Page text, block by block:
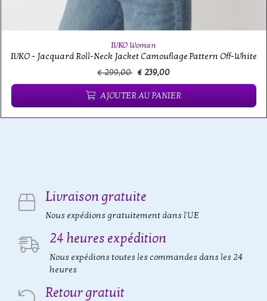
IVKO Woman
IVKO - Jacquard Roll-Neck Jacket Camouflage Pattern Off-White
€ 299,00 € 239,00
AJOUTER AU PANIER
Livraison gratuite
Nous expédions gratuitement dans l'UE
24 heures expédition
Nous expédions toutes les commandes dans les 24
heures
Retour gratuit